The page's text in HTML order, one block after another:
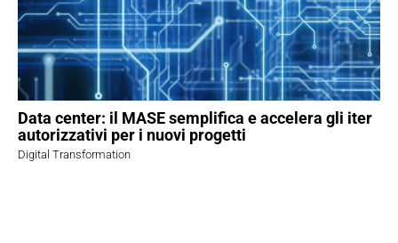
Data center: il MASE semplifica e accelera gli iter
autorizzativi per i nuovi progetti
Digital Transformation